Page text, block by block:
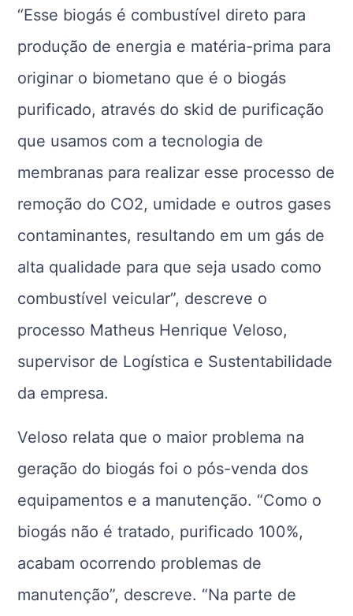
“Esse biogás é combustível direto para
produção de energia e matéria-prima para
originar o biometano que é o biogás
purificado, através do skid de purificação
que usamos com a tecnologia de
membranas para realizar esse processo de
remoção do CO2, umidade e outros gases
contaminantes, resultando em um gás de
alta qualidade para que seja usado como
combustível veicular”, descreve o
processo Matheus Henrique Veloso,
supervisor de Logística e Sustentabilidade
da empresa.
Veloso relata que o maior problema na
geração do biogás foi o pós-venda dos
equipamentos e a manutenção. “Como o
biogás não é tratado, purificado 100%,
acabam ocorrendo problemas de
manutenção”, descreve. “Na parte de